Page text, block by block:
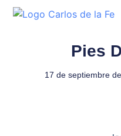
Pies
17 de septiembre